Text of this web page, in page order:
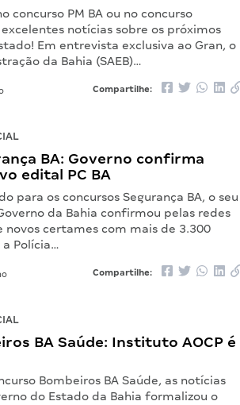
concurso PM BA ou no concurso
notícias sobre os próximos
Em entrevista exclusiva ao Gran, o
da Bahia (SAEB)…
Compartilhe:
BA: Governo confirma
edital PC BA
para os concursos Segurança BA, o seu
da Bahia confirmou pelas redes
novos certames com mais de 3.300
Polícia…
Compartilhe:
BA Saúde: Instituto AOCP é
Bombeiros BA Saúde, as notícias
do Estado da Bahia formalizou o